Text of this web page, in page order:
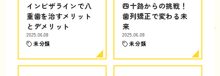
インビザラインで八
重歯を治すメリット
とデメリット
2025.06.08
未分類
四十路からの挑戦！
歯列矯正で変わる未
来
2025.06.08
未分類